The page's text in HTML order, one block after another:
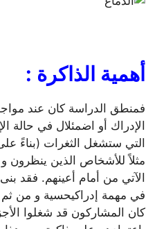
أهمية الذاكرة :
فمنطق الدراسة كان عند
الإدراك أو اضمئلال في حالة
التي ستشغل الثغرات (بناءً
مثلاً للأشخاص الذين ينظرون
الآتي من أمام أعينهم. فقد بنى
في مهمة إدراكيحسية و من ثم
كان المشاركون قد شغلوا